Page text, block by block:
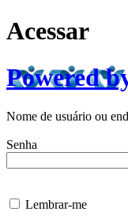
Acessar
Powered
Nome de usuário ou
Senha
Lembrar-me